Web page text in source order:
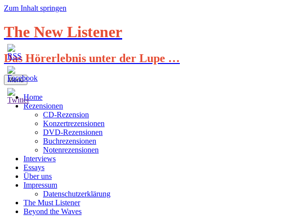
Zum Inhalt springen
The New Listener
Das Hörerlebnis unter der Lupe …
Menü
Home
Rezensionen
CD-Rezension
Konzertrezensionen
DVD-Rezensionen
Buchrezensionen
Notenrezensionen
Interviews
Essays
Über uns
Impressum
Datenschutzerklärung
The Must Listener
Beyond the Waves